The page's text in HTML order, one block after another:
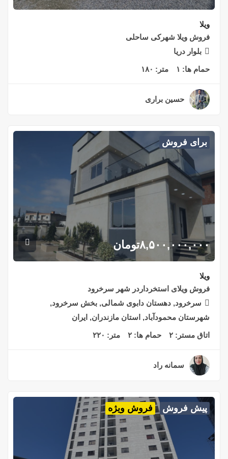
ویلا
فروش ویلا شهرکی ساحلی
بلوار دریا
حمام ها: ۱ متر: ۱۸۰
حسین براری
برای فروش
۸,۵۰۰,۰۰۰,۰۰۰تومان
ویلا
فروش ویلای استخرداردر شهر سرخرود
سرخرود, دهستان دابوی شمالی, بخش سرخرود,
شهرستان محمودآباد, استان مازندران, ایران
اتاق مستر: ۲ حمام ها: ۲ متر: ۲۲۰
سمانه راد
پیش فروش فروش ویژه